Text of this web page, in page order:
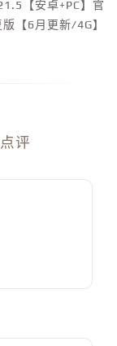
【安卓+PC】官
【6月更新/4G】
评